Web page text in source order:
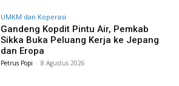
UMKM dan Koperasi
Gandeng Kopdit Pintu Air, Pemkab
Sikka Buka Peluang Kerja ke Jepang
dan Eropa
Petrus Popi - 8 Agustus 2026